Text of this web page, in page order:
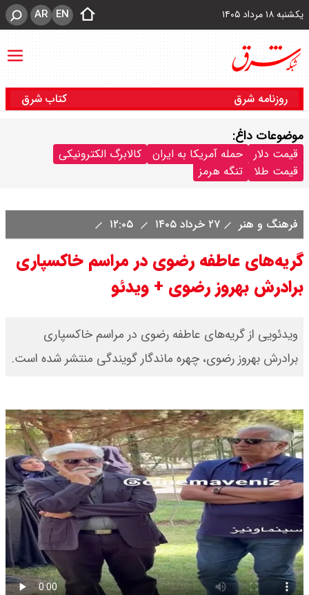
یکشنبه ۱۸ مرداد ۱۴۰۵ EN
AR
روزنامه شرق کتاب شرق
موضوعات داغ:
قیمت دلار حمله آمریکا به ایران
کالابرگ الکترونیکی
قیمت طلا
تنگه هرمز
فرهنگ و هنر ۲۷ خرداد ۱۴۰۵
گریه‌های عاطفه رضوی در مراسم خاکسپاری
برادرش بهروز رضوی +‌ ویدئو
ویدئویی از گریه‌های عاطفه رضوی در مراسم خاکسپاری
برادرش بهروز رضوی، چهره ماندگار گویندگی منتشر شده است.